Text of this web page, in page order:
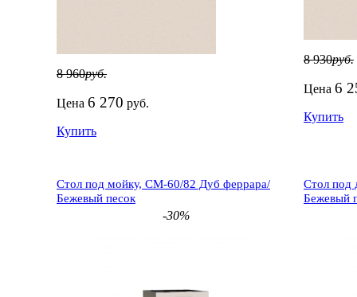
8 960руб.
Цена 6 270 руб.
Купить
8 930руб.
Цена 6
Купить
Стол под мойку, СМ-60/82 Дуб феррара/
Бежевый песок
-30%
Стол под
Бежевый